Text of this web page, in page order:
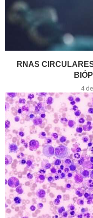
RNAS
4